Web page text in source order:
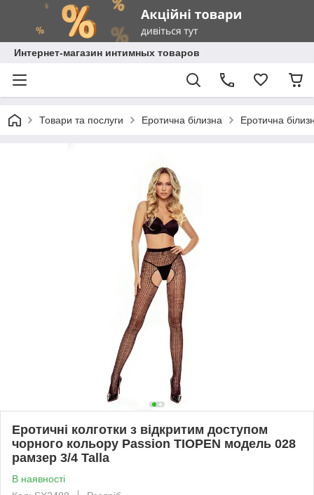
Интернет-магазин интимных товаров
Товари та послуги Еротична білизна Еротична
Еротичні колготки з відкритим доступом
чорного кольору Passion TIOPEN модель 028
рамзер 3/4 Talla
В наявності